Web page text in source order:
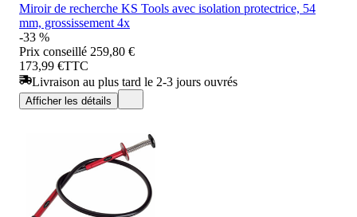
Miroir de recherche KS Tools avec isolation protectrice, 54
mm, grossissement 4x
-33 %
Prix conseillé 259,80 €
173,99 €TTC
Livraison au plus tard le 2-3 jours ouvrés
Afficher les détails